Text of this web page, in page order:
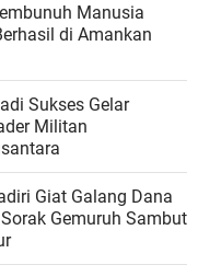
Manusia
di Amankan
Sukses Gelar
Militan
Giat Galang Dana
Gemuruh Sambut